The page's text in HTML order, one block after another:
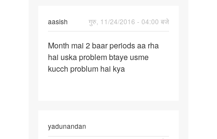
aasish
गुरु, 11/24/2016 - 04:00 बजे
Month
mai
2
Month mai 2 baar periods aa rha
hai uska problem btaye usme
kucch problum hai kya
yadunandan